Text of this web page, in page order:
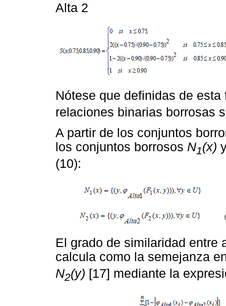
Alta 2
Nótese que definidas de
relaciones binarias borrosas
A partir de los conjuntos
los conjuntos borrosos N1(x)
(10):
El grado de similaridad
calcula como la semejanza
N2(y) [17] mediante la